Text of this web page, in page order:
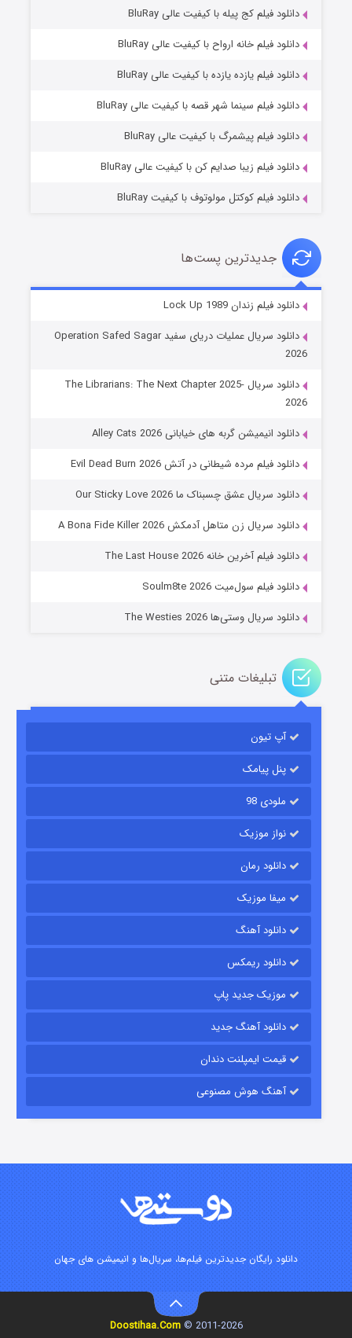
شوهر
عملیات آپارتمان
قسمت۲ (زیرنویس) منتشر شد
مردگان متحرک: شهر مرده ۳
قسمت
شوگر فصل ۲
خاندان اژدها فصل ۳
دانلود فیلم کج‌ پیله با کیفیت عالی BluRay
دانلود فیلم خانه ارواح با کیفیت عالی BluRay
دانلود فیلم یازده یازده با کیفیت عالی BluRay
دانلود فیلم سینما شهر قصه با کیفیت عالی BluRay
دانلود فیلم پیشمرگ با کیفیت عالی BluRay
دانلود فیلم زیبا صدایم کن با کیفیت عالی BluRay
دانلود فیلم کوکتل مولوتوف با کیفیت BluRay
جدیدترین پست‌ها
دانلود فیلم زندان Lock Up 1989
دانلود سریال عملیات دریای سفید Operation Safed Sagar
2026
دانلود سریال The Librarians: The Next Chapter 2025-
2026
دانلود انیمیشن گربه های خیابانی Alley Cats 2026
دانلود فیلم مرده شیطانی در آتش Evil Dead Burn 2026
دانلود سریال عشق چسبناک ما Our Sticky Love 2026
دانلود سریال زن متاهل آدمکش A Bona Fide Killer 2026
دانلود فیلم آخرین خانه The Last House 2026
دانلود فیلم سول‌میت Soulm8te 2026
دانلود سریال وستی‌ها The Westies 2026
تبلیغات متنی
آپ تیون
پنل پیامک
ملودی 98
نواز موزیک
دانلود رمان
میفا موزیک
دانلود آهنگ
دانلود ریمکس
موزیک جدید پاپ
دانلود آهنگ جدید
قیمت ایمپلنت دندان
آهنگ هوش مصنوعی
دانلود رایگان جدیدترین فیلم‌ها، سریال‌ها و انیمیشن های جهان
2011-2026 ©
Doostihaa.Com